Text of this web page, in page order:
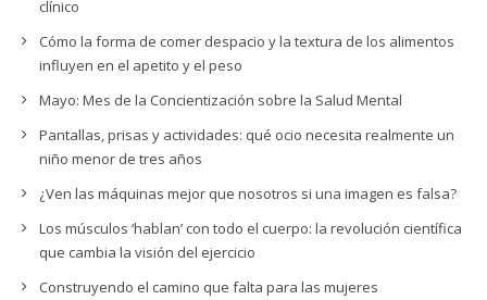
clínico
Cómo la forma de comer despacio y la textura de los alimentos
influyen en el apetito y el peso
Mayo: Mes de la Concientización sobre la Salud Mental
Pantallas, prisas y actividades: qué ocio necesita realmente un
niño menor de tres años
¿Ven las máquinas mejor que nosotros si una imagen es falsa?
Los músculos ‘hablan’ con todo el cuerpo: la revolución científica
que cambia la visión del ejercicio
Construyendo el camino que falta para las mujeres